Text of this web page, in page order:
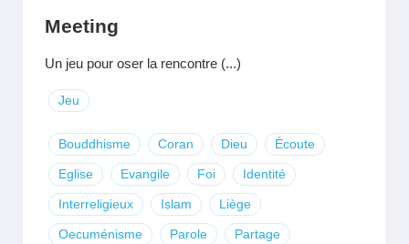
Meeting
Un jeu pour oser la rencontre (...)
Jeu
Bouddhisme Coran Dieu Écoute
Eglise Evangile Foi Identité
Interreligieux Islam Liège
Oecuménisme Parole Partage